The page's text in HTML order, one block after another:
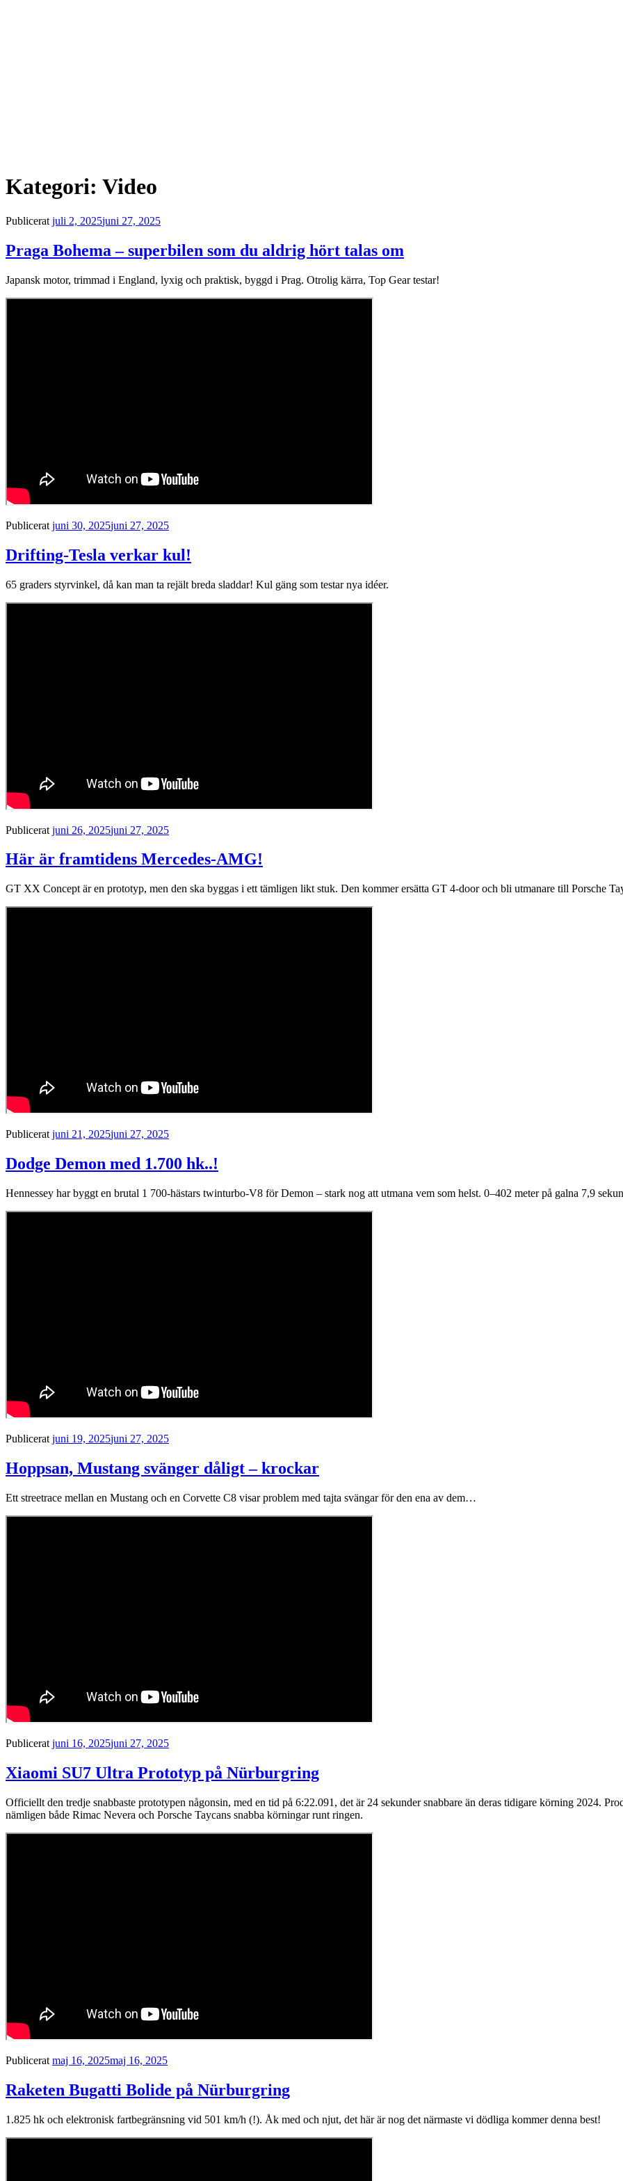
Kategori: Video
Publicerat juli 2, 2025juni 27, 2025
Praga Bohema – superbilen som du aldrig hört talas om
Japansk motor, trimmad i England, lyxig och praktisk, byggd i Prag. Otrolig kärra, Top Gear testar!
Publicerat juni 30, 2025juni 27, 2025
Drifting-Tesla verkar kul!
65 graders styrvinkel, då kan man ta rejält breda sladdar! Kul gäng som testar nya idéer.
Publicerat juni 26, 2025juni 27, 2025
Här är framtidens Mercedes-AMG!
GT XX Concept är en prototyp, men den ska byggas i ett tämligen likt stuk. Den kommer ersätta GT 4-door och bli utmanare till Porsche
Publicerat juni 21, 2025juni 27, 2025
Dodge Demon med 1.700 hk..!
Hennessey har byggt en brutal 1 700-hästars twinturbo-V8 för Demon – stark nog att utmana vem som helst. 0–402 meter på galna 7,9
Publicerat juni 19, 2025juni 27, 2025
Hoppsan, Mustang svänger dåligt – krockar
Ett streetrace mellan en Mustang och en Corvette C8 visar problem med tajta svängar för den ena av dem…
Publicerat juni 16, 2025juni 27, 2025
Xiaomi SU7 Ultra Prototyp på Nürburgring
Officiellt den tredje snabbaste prototypen någonsin, med en tid på 6:22.091, det är 24 sekunder snabbare än deras tidigare körning 2024.
nämligen både Rimac Nevera och Porsche Taycans snabba körningar runt ringen.
Publicerat maj 16, 2025maj 16, 2025
Raketen Bugatti Bolide på Nürburgring
1.825 hk och elektronisk fartbegränsning vid 501 km/h (!). Åk med och njut, det här är nog det närmaste vi dödliga kommer denna best!